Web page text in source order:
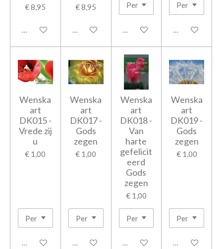
€ 8,95
In winkelwagen
€ 8,95
In winkelwagen In winkelwagen In
Wenska
art
DK015 -
Vrede zij
u
€ 1,00
In winkelwagen
Wenska
art
DK017 -
Gods
zegen
€ 1,00
In winkelwagen
Wenska
art
DK018 -
Van
harte
gefelicit
eerd
Gods
zegen
€ 1,00
In winkelwagen
Wenska
art
DK019 -
Gods
zegen
€ 1,00
In